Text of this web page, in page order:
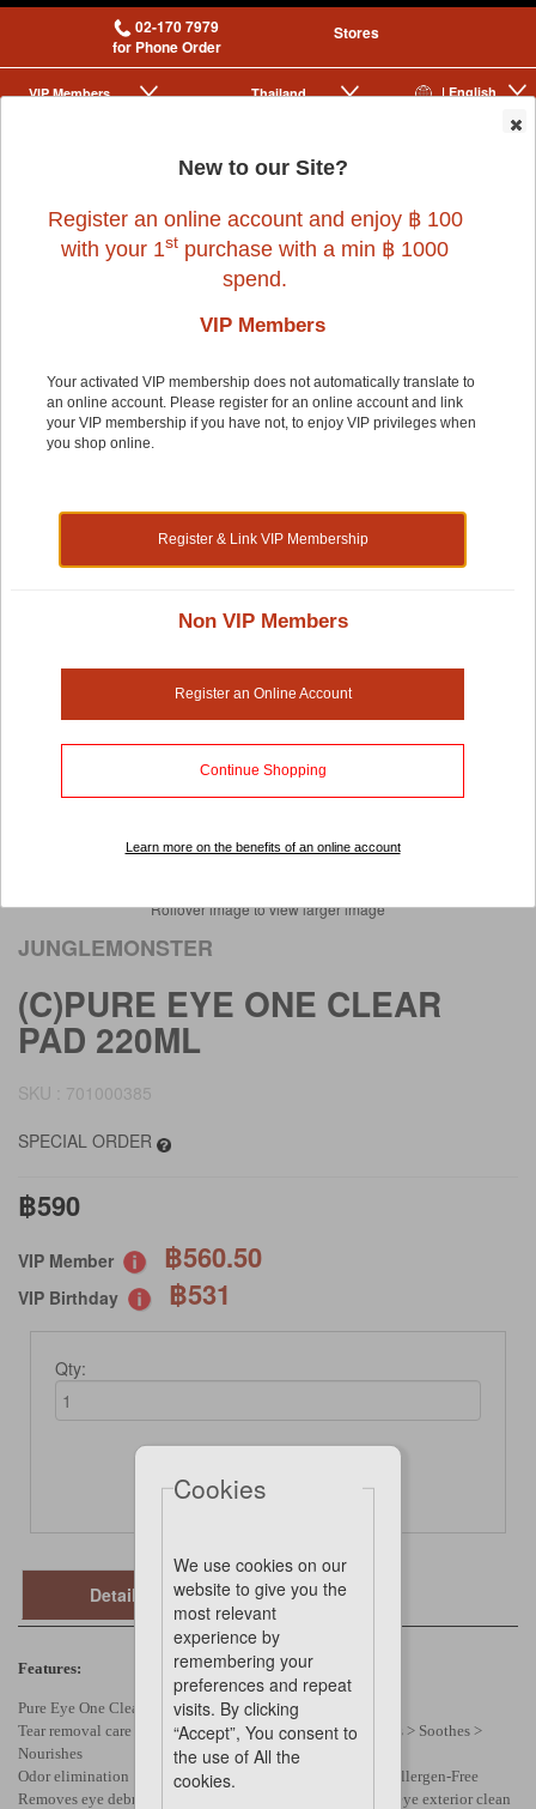
02-170 7979
for Phone Order
Stores
| English
Thailand
VIP Membership
|
Rollover image to view larger image
JUNGLEMONSTER
(C)PURE EYE ONE CLEAR
PAD 220ML
SKU : 701000385
SPECIAL ORDER
฿590
VIP Member ฿560.50
VIP Birthday ฿531
Qty:
Not Available Online
Details
Features:
Pure Eye One Clear Pad
Tear removal care : 3 Step with natural ingredients Cleanses > Soothes >
Nourishes
Odor elimination : Cyclodextrin removes bad odor and is Allergen-Free
Removes eye debris : Removes eye debris safely and keep eye exterior clean
Cookies
We use cookies on our
website to give you the
most relevant
experience by
remembering your
preferences and repeat
visits. By clicking
“Accept”, You consent to
the use of All the
cookies.
New to our Site?
Register an online account and enjoy ฿ 100
with your 1st purchase with a min ฿ 1000
spend.
VIP Members
Your activated VIP membership does not automatically translate to
an online account. Please register for an online account and link
your VIP membership if you have not, to enjoy VIP privileges when
you shop online.
Register & Link VIP Membership
Non VIP Members
Register an Online Account
Continue Shopping
Learn more on the benefits of an online account